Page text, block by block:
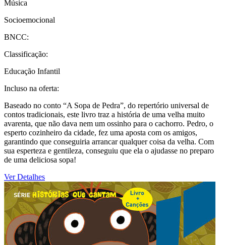
Música
Socioemocional
BNCC:
Classificação:
Educação Infantil
Incluso na oferta:
Baseado no conto “A Sopa de Pedra”, do repertório universal de
contos tradicionais, este livro traz a história de uma velha muito
avarenta, que não dava nem um ossinho para o cachorro. Pedro, o
esperto cozinheiro da cidade, fez uma aposta com os amigos,
garantindo que conseguiria arrancar qualquer coisa da velha. Com
sua esperteza e gentileza, conseguiu que ela o ajudasse no preparo
de uma deliciosa sopa!
Ver Detalhes